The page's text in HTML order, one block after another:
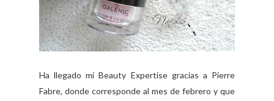
Ha llegado mi Beauty Expertise gracias a Pierre
Fabre, donde corresponde al mes de febrero y que